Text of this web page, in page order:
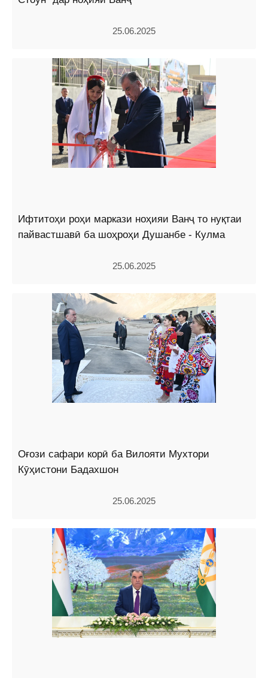
25.06.2025
Ифтитоҳи роҳи маркази ноҳияи Ванҷ то нуқтаи
пайвастшавӣ ба шоҳроҳи Душанбе - Кулма
25.06.2025
Оғози сафари корӣ ба Вилояти Мухтори
Кӯҳистони Бадахшон
25.06.2025